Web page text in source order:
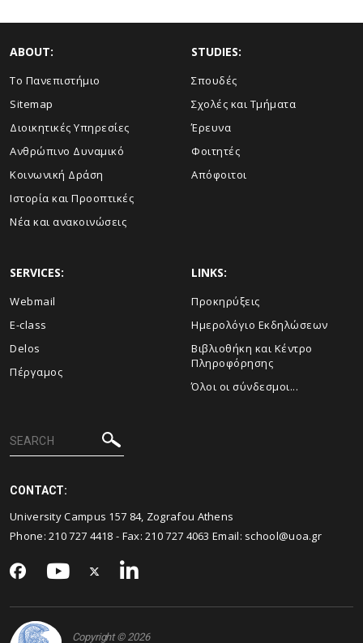
ABOUT:
Το Πανεπιστήμιο
Sitemap
Διοικητικές Υπηρεσίες
Ανθρώπινο Δυναμικό
Κοινωνική Δράση
Ιστορία και Προοπτικές
Νέα και ανακοινώσεις
STUDIES:
Σπουδές
Σχολές και Τμήματα
Έρευνα
Φοιτητές
Απόφοιτοι
SERVICES:
Webmail
E-class
Delos
Πέργαμος
LINKS:
Προκηρύξεις
Ημερολόγιο Εκδηλώσεων
Βιβλιοθήκη και Κέντρο
Πληροφόρησης
Όλοι οι σύνδεσμοι...
CONTACT:
University Campus 157 84, Zografou Athens
Phone:210 727 4418 - Fax:210 727 4063 Email: school@uoa.gr
Copyright © 2026